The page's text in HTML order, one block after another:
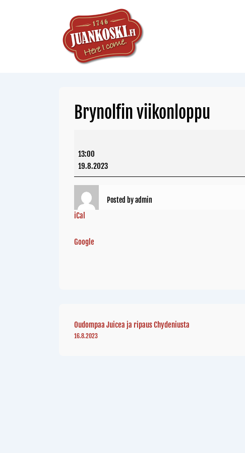
Brynolfin viikonloppu
13:00
19.8.2023
Posted byadmin
iCal
Google
Oudompaa Juicea ja ripaus Chydeniusta
16.8.2023